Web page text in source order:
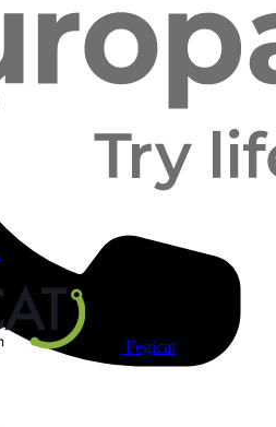
Fegicat